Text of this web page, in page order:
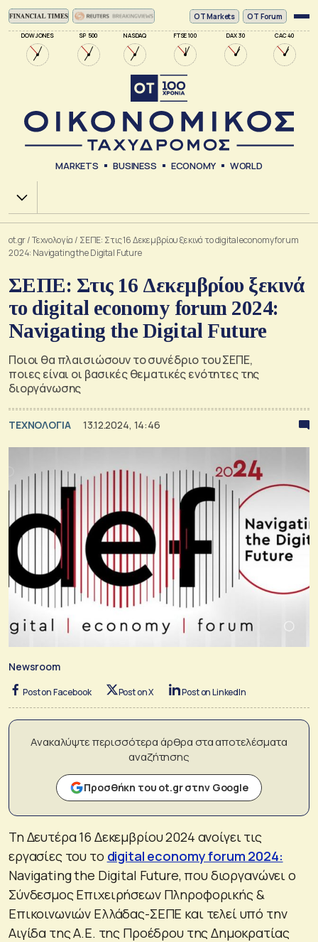
DOW JONES SP 500 NASDAQ FTSE 100 DAX 30 CAC 40
ΟΤ Markets OT Forum
MARKETS BUSINESS ECONOMY WORLD
Χ.Α.
ot.gr/Τεχνολογία / ΣΕΠΕ: Στις 16 Δεκεμβρίου ξεκινά το digital economy forum
2024: Navigating the Digital Future
ΣΕΠΕ: Στις 16 Δεκεμβρίου ξεκινά
το digital economy forum 2024:
Navigating the Digital Future
Ποιοι θα πλαισιώσουν το συνέδριο του ΣΕΠΕ,
ποιες είναι οι βασικές θεματικές ενότητες της
διοργάνωσης
ΤΕΧΝΟΛΟΓΙΑ 13.12.2024, 14:46
Newsroom
Post on Facebook Post on X Post on LinkedIn
Ανακαλύψτε περισσότερα άρθρα στα αποτελέσματα
αναζήτησης
Προσθήκη του ot.gr στην Google
Τη Δευτέρα 16 Δεκεμβρίου 2024 ανοίγει τις
εργασίες του το digital economy forum 2024:
Navigating the Digital Future, που διοργανώνει ο
Σύνδεσμος Επιχειρήσεων Πληροφορικής &
Επικοινωνιών Ελλάδας-ΣΕΠΕ και τελεί υπό την
Αιγίδα της Α.E. της Προέδρου της Δημοκρατίας